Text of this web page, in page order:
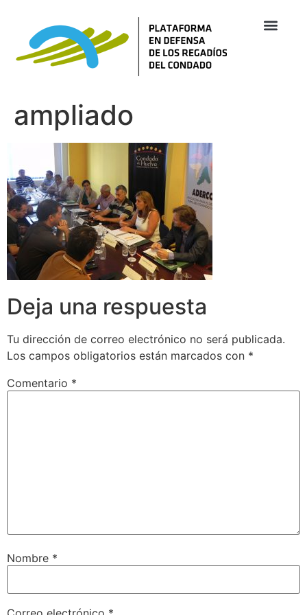
ampliado
Deja una respuesta
Tu dirección de correo electrónico no será publicada.
Los campos obligatorios están marcados con *
Comentario *
Nombre *